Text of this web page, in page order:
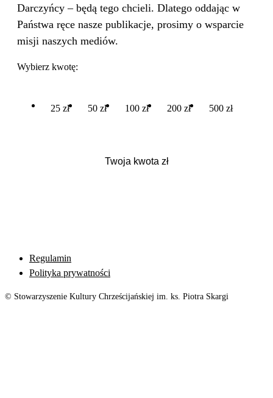
Darczyńcy – będą tego chcieli. Dlatego oddając w
Państwa ręce nasze publikacje, prosimy o wsparcie
misji naszych mediów.
Wybierz kwotę:
25 zł 50 zł 100 zł 200 zł 500 zł
Regulamin
Polityka prywatności
© Stowarzyszenie Kultury Chrześcijańskiej im. ks. Piotra Skargi